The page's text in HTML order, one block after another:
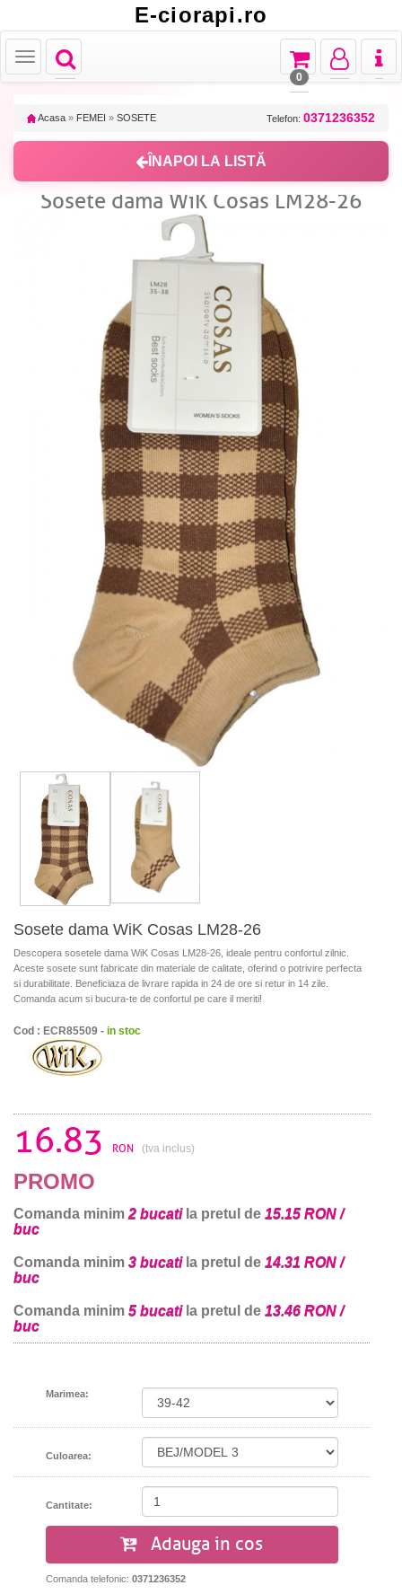
E-ciorapi.ro
Toggle
navigation
Toggle
Toggle
navigation
Toggle
navigation
Toggle
navigation
0
Acasa » FEMEI » SOSETE Telefon: 0371236352
ÎNAPOI LA LISTĂ
Sosete dama WiK Cosas LM28-26
Sosete dama WiK Cosas LM28-26
Descopera sosetele dama WiK Cosas LM28-26, ideale pentru confortul zilnic.
Aceste sosete sunt fabricate din materiale de calitate, oferind o potrivire perfecta
si durabilitate. Beneficiaza de livrare rapida in 24 de ore si retur in 14 zile.
Comanda acum si bucura-te de confortul pe care il meriti!
Cod : ECR85509 - in stoc
16.83 RON (tva inclus)
PROMO
Comanda minim 2 bucatila pretul de 15.15 RON /
buc
Comanda minim 3 bucatila pretul de 14.31 RON /
buc
Comanda minim 5 bucatila pretul de 13.46 RON /
buc
Marimea:
Culoarea:
Cantitate:
Adauga in cos
Comanda telefonic: 0371236352